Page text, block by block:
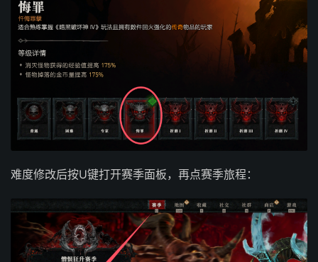
难度修改后按U键打开赛季面板，再点赛季旅程：